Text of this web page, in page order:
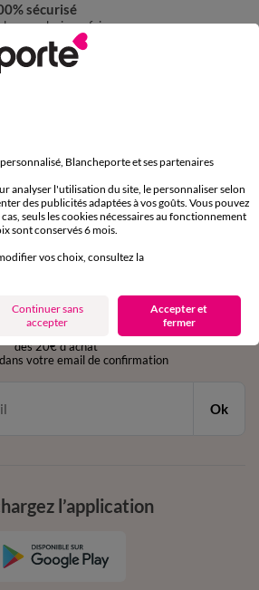
sécurisé
ou en plusieurs fois
Mondial Relay uniquement
téléphone
du lundi au samedi
à la newsletter
dès 20€ d’achat
votre email de confirmation
Ok
l’application
Blancheporte et ses partenaires
analyser l'utilisation du site, le personnaliser selon
des publicités adaptées à vos goûts. Vous pouvez
seuls les cookies nécessaires au fonctionnement
sont conservés 6 mois.
vos choix, consultez la
Continuer sans
accepter
Accepter et
fermer